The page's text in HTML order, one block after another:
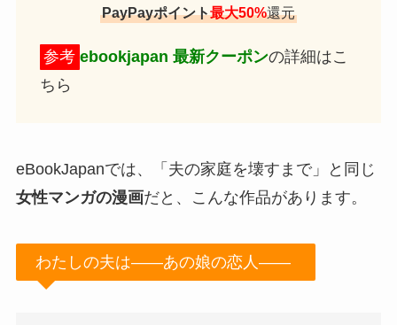
PayPayポイント最大50%還元
参考 ebookjapan 最新クーポンの詳細はこ
ちら
eBookJapanでは、「夫の家庭を壊すまで」と同じ
女性マンガの漫画だと、こんな作品があります。
わたしの夫は――あの娘の恋人――